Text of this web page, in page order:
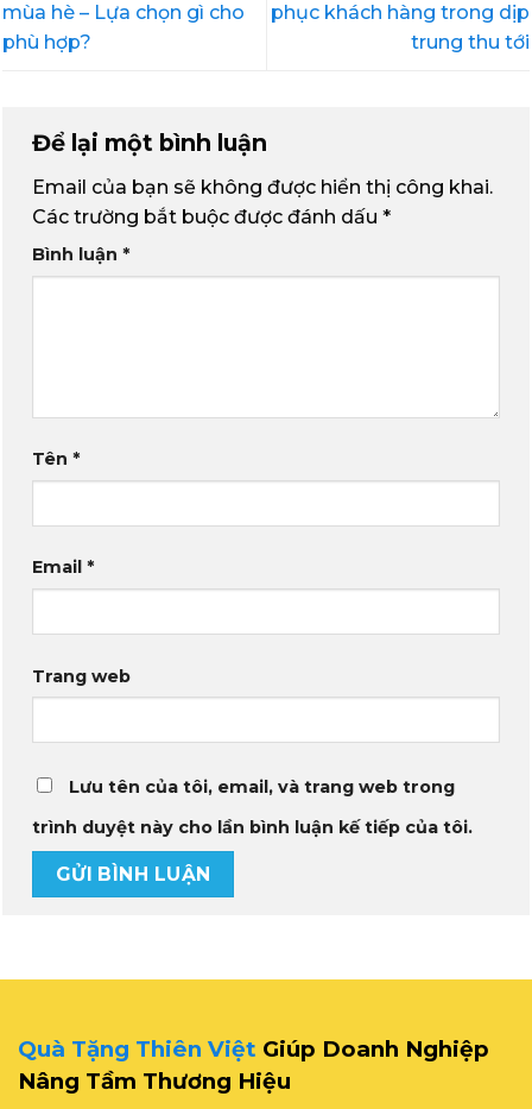
mùa hè – Lựa chọn gì cho
phù hợp?
phục khách hàng trong dịp
trung thu tới
Để lại một bình luận
Email của bạn sẽ không được hiển thị công khai.
Các trường bắt buộc được đánh dấu *
Bình luận *
Tên *
Email *
Trang web
Lưu tên của tôi, email, và trang web trong
trình duyệt này cho lần bình luận kế tiếp của tôi.
Quà Tặng Thiên Việt Giúp Doanh Nghiệp
Nâng Tầm Thương Hiệu